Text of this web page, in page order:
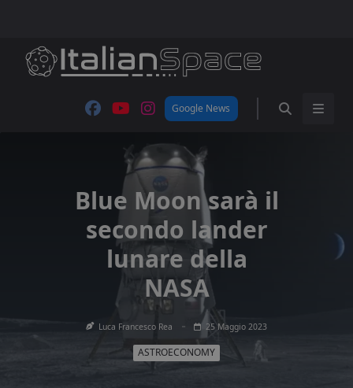
Google News
Blue Moon sarà il
secondo lander
lunare della
NASA
Luca Francesco Rea 25 Maggio 2023
ASTROECONOMY